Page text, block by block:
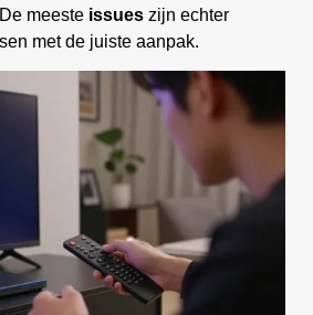
meeste issues zijn echter
met de juiste aanpak.